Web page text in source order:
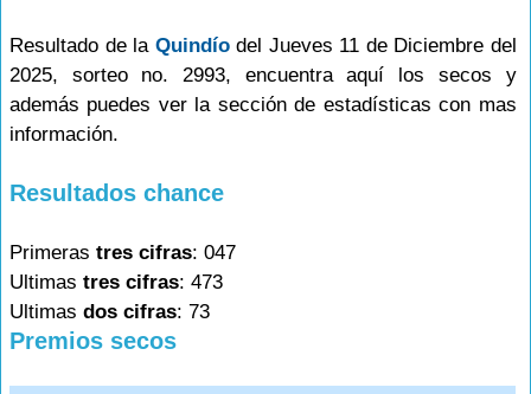
Resultado de la Quindíodel Jueves 11 de Diciembre del
2025, sorteo no. 2993, encuentra aquí los secos y
además puedes ver la sección de estadísticas con mas
información.
Resultados chance
Primeras tres cifras: 047
Ultimas tres cifras: 473
Ultimas dos cifras: 73
Premios secos